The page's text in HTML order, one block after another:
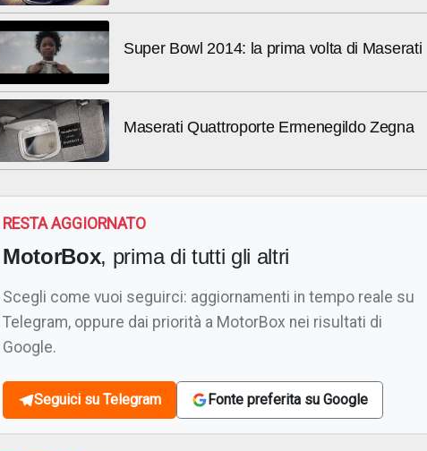
Super Bowl 2014: la prima volta di Maserati
Maserati Quattroporte Ermenegildo Zegna
RESTA AGGIORNATO
MotorBox, prima di tutti gli altri
Scegli come vuoi seguirci: aggiornamenti in tempo reale su
Telegram, oppure dai priorità a MotorBox nei risultati di
Google.
Seguici su Telegram Fonte preferita su Google